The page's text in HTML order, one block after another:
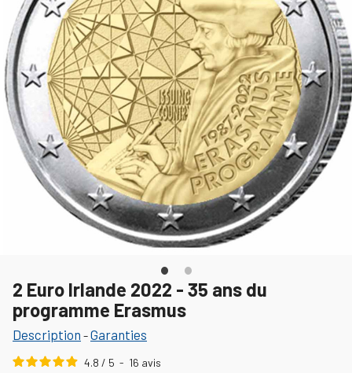
2 Euro Irlande 2022 - 35 ans du
programme Erasmus
Description -Garanties
4.8 / 5 - 16 avis